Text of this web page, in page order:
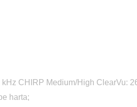
CHIRP Medium/High ClearVu:
harta;